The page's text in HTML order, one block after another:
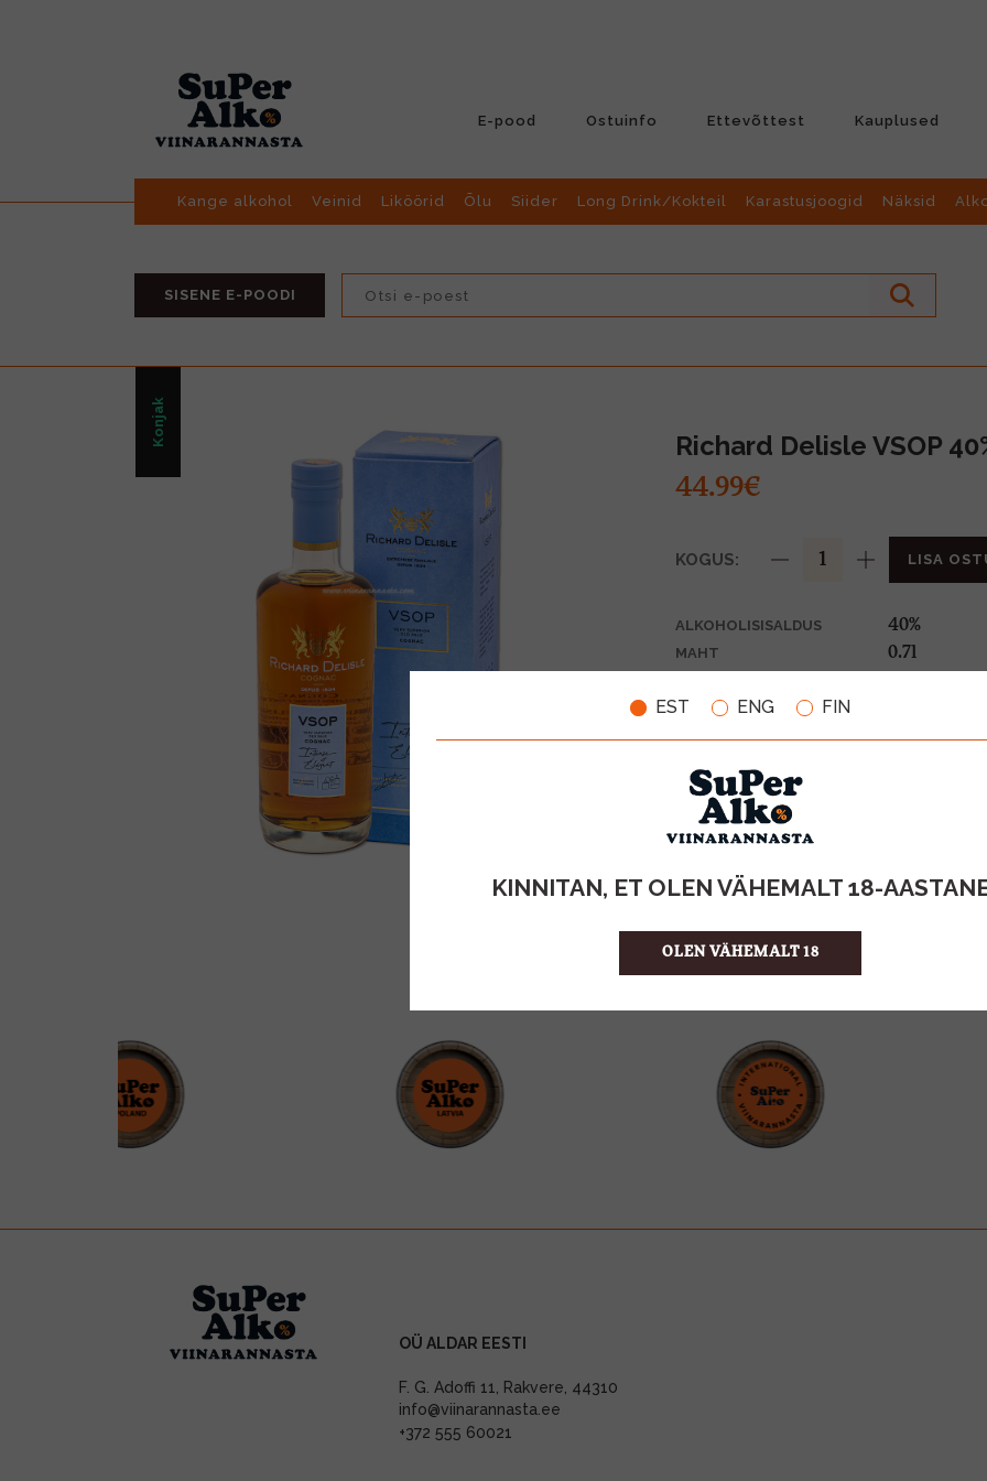
EST ENG FIN
KINNITAN, ET OLEN VÄHEMALT 18-
OLEN VÄHEMALT 18
E-pood Ostuinfo Ettevõttest Kauplused
Kange alkohol Veinid Liköörid Õlu Siider Long Drink/Kokteil Karastusjoogid Näksid
SISENE E-POODI
Konjak Richard Delisle VSOP
44.99€
KOGUS: LISA
ALKOHOLISISALDUS 40%
MAHT 0.7l
TOOTE LIIK
ÜHIKU HIND
KOGUS KASTIS
OÜ ALDAR EESTI
F. G. Adoffi 11, Rakvere, 44310
info@viinarannasta.ee
+372 555 60021